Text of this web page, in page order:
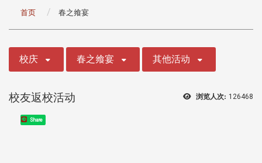
首页 春之飨宴
校庆 春之飨宴 其他活动
浏览人次: 126468
校友返校活动
Share